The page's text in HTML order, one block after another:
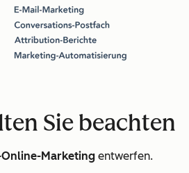
Sie beachten
Online-Marketing entwerfen.